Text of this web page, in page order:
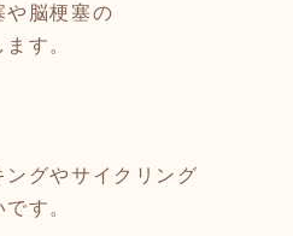
や脳梗塞の
す。
グやサイクリング
す。